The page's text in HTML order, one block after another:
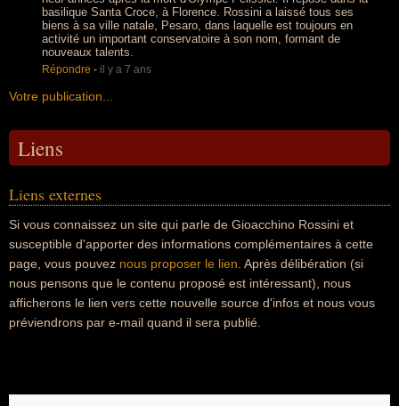
basilique Santa Croce, à Florence. Rossini a laissé tous ses
biens à sa ville natale, Pesaro, dans laquelle est toujours en
activité un important conservatoire à son nom, formant de
nouveaux talents.
Répondre - il y a 7 ans
Votre publication...
Liens
Liens externes
Si vous connaissez un site qui parle de Gioacchino Rossini et
susceptible d'apporter des informations complémentaires à cette
page, vous pouvez nous proposer le lien . Après délibération (si
nous pensons que le contenu proposé est intéressant), nous
afficherons le lien vers cette nouvelle source d'infos et nous vous
préviendrons par e-mail quand il sera publié.